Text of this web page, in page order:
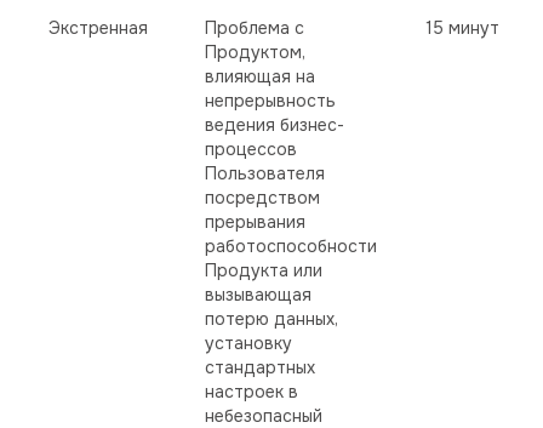
Экстренная
Проблема с
Продуктом,
влияющая на
непрерывность
ведения бизнес-
процессов
Пользователя
посредством
прерывания
работоспособности
Продукта или
вызывающая
потерю данных,
установку
стандартных
настроек в
небезопасный
15 минут